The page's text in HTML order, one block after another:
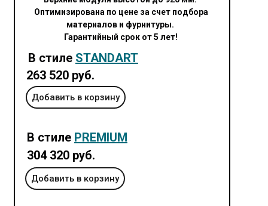
Оптимизирована по цене за счет подбора
материалов и фурнитуры.
Гарантийный срок от 5 лет!
В стиле STANDART
Добавить в корзину
263 520 руб.
В стиле PREMIUM
Добавить в корзину
304 320 руб.